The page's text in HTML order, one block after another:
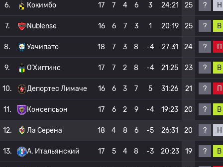
6. Кокимбо 17 7 4 6 3 24:21 25 ? Н
7. Nublense 16 6 7 3 1 20:19 25 ? В
8. Уачипато 18 7 3 8 -4 27:31 24 ? П
9. О'Хиггинс 17 7 2 8 -4 21:25 23 ? В
10. Депортес Лимаче 16 6 3 7 5 31:26 21 ? П
11. Консепсьон 17 6 2 9 -4 19:23 20 ? В
12. Ла Серена 18 4 8 6 -5 26:31 20 ? Н
13. A. Итальянский 17 5 4 8 -3 20:23 19 ? В